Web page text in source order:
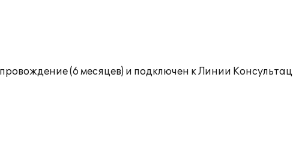
(6 месяцев) и подключен к Линии